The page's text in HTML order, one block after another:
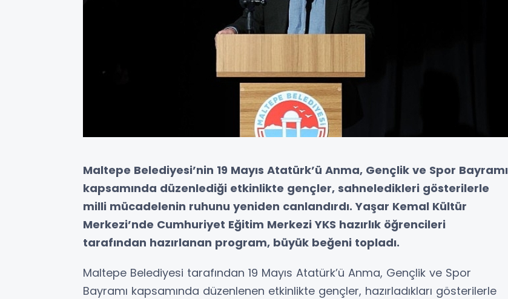
Maltepe Belediyesi’nin 19 Mayıs Atatürk’ü Anma, Gençlik ve Spor Bayramı
kapsamında düzenlediği etkinlikte gençler, sahneledikleri gösterilerle
milli mücadelenin ruhunu yeniden canlandırdı. Yaşar Kemal Kültür
Merkezi’nde Cumhuriyet Eğitim Merkezi YKS hazırlık öğrencileri
tarafından hazırlanan program, büyük beğeni topladı.
Maltepe Belediyesi tarafından 19 Mayıs Atatürk’ü Anma, Gençlik ve Spor
Bayramı kapsamında düzenlenen etkinlikte gençler, hazırladıkları gösterilerle